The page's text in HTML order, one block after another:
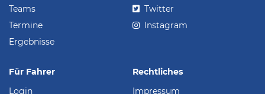
Teams
Termine
Ergebnisse
Twitter
Instagram
Für Fahrer
Login
Rechtliches
Impressum